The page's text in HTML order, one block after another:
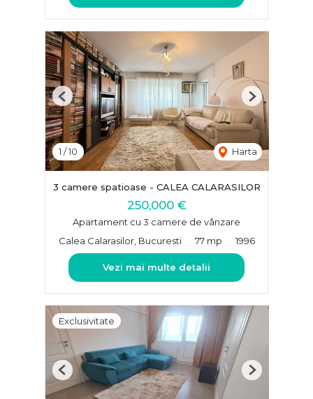
1 /10 Harta
Previous Next
3 camere spatioase - CALEA CALARASILOR
250,000 €
Apartament cu 3 camere de vânzare
Calea Calarasilor, Bucuresti
77 mp 1996
Vezi mai multe detalii
Exclusivitate
Previous Next